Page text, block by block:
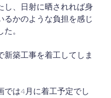
し、日射に晒されれば身
るかのような負担を感じ
。
新築工事を着工してしま
では4月に着工予定でし